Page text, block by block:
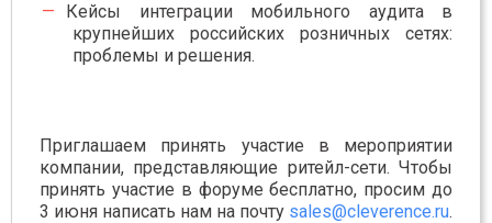
Кейсы интеграции мобильного аудита в
крупнейших российских розничных сетях:
проблемы и решения.
Приглашаем принять участие в мероприятии
компании, представляющие ритейл-сети. Чтобы
принять участие в форуме бесплатно, просим до
3 июня написать нам на почту sales@cleverence.ru.